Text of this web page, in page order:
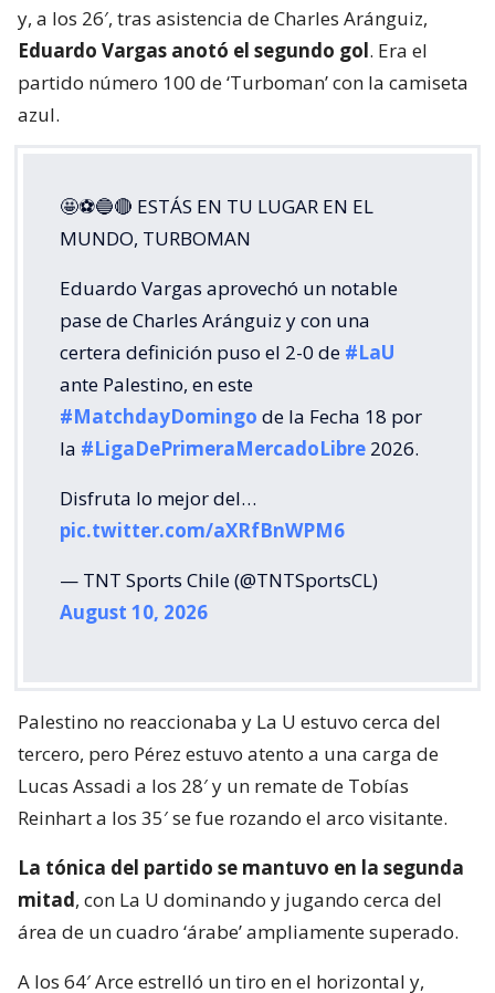
y, a los 26′, tras asistencia de Charles Aránguiz,
Eduardo Vargas anotó el segundo gol. Era el
partido número 100 de ‘Turboman’ con la camiseta
azul.
🤩⚽🔵🔴 ESTÁS EN TU LUGAR EN EL
MUNDO, TURBOMAN
Eduardo Vargas aprovechó un notable
pase de Charles Aránguiz y con una
certera definición puso el 2-0 de #LaU
ante Palestino, en este
#MatchdayDomingo de la Fecha 18 por
la #LigaDePrimeraMercadoLibre 2026.
Disfruta lo mejor del…
pic.twitter.com/aXRfBnWPM6
— TNT Sports Chile (@TNTSportsCL)
August 10, 2026
Palestino no reaccionaba y La U estuvo cerca del
tercero, pero Pérez estuvo atento a una carga de
Lucas Assadi a los 28′ y un remate de Tobías
Reinhart a los 35′ se fue rozando el arco visitante.
La tónica del partido se mantuvo en la segunda
mitad, con La U dominando y jugando cerca del
área de un cuadro ‘árabe’ ampliamente superado.
A los 64′ Arce estrelló un tiro en el horizontal y,